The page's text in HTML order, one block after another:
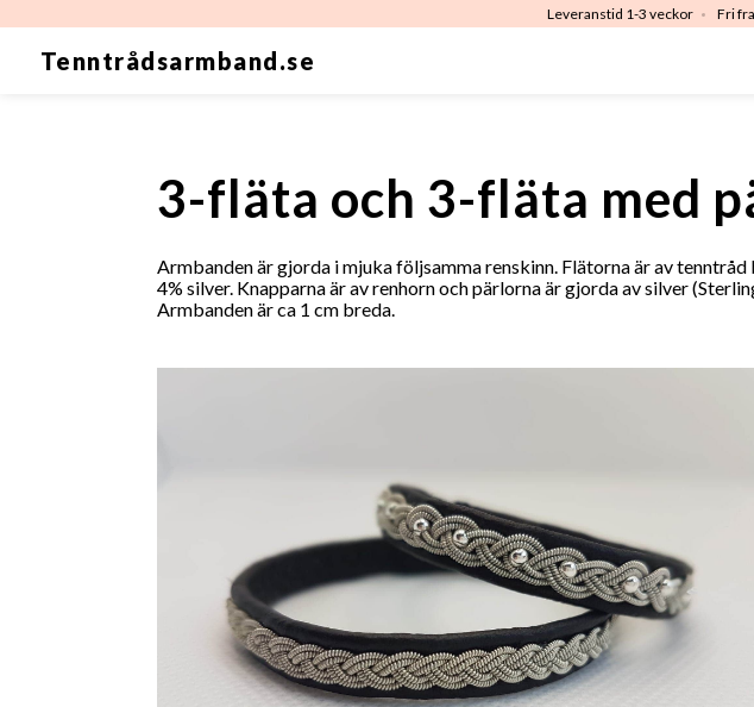
Leveranstid 1-3 veckor Fri
Tenntrådsarmband.se
3-fläta och 3-fläta med
Armbanden är gjorda i mjuka följsamma renskinn. Flätorna är av tenntråd
4% silver. Knapparna är av renhorn och pärlorna är gjorda av silver
Armbanden är ca 1 cm breda.